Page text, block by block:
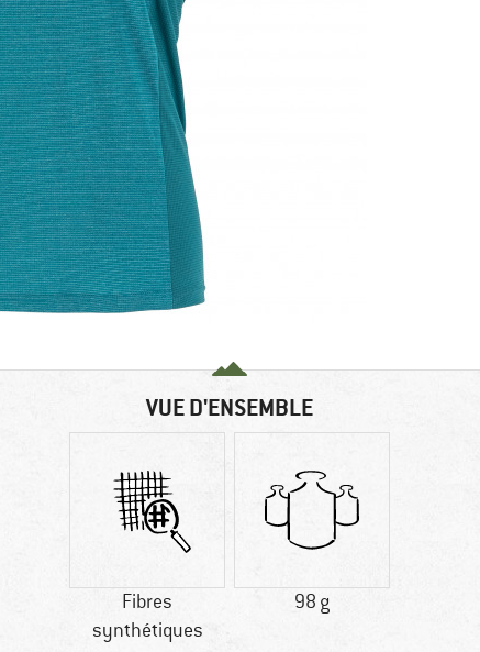
VUE D'ENSEMBLE
Fibres
synthétiques
98 g